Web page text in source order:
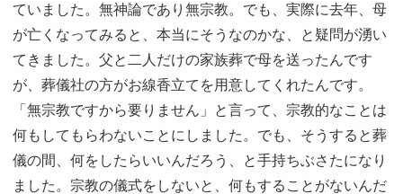
ていました。無神論であり無宗教。でも、実際に去年、母
が亡くなってみると、本当にそうなのかな、と疑問が湧い
てきました。父と二人だけの家族葬で母を送ったんです
が、葬儀社の方がお線香立てを用意してくれたんです。
「無宗教ですから要りません」と言って、宗教的なことは
何もしてもらわないことにしました。でも、そうすると葬
儀の間、何をしたらいいんだろう、と手持ちぶさたになり
ました。宗教の儀式をしないと、何もすることがないんだ